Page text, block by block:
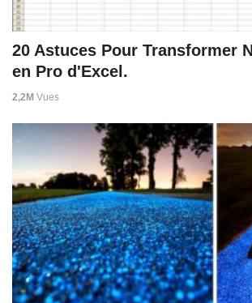
20 Astuces Pour Transformer
en Pro d'Excel.
2,2M Vues